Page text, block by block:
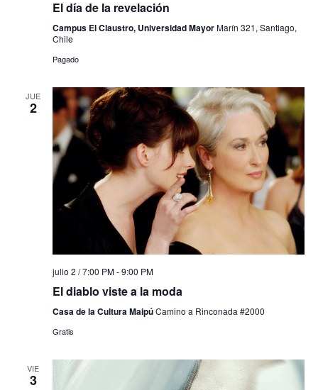
El día de la revelación
Campus El Claustro, Universidad MayorMarín 321, Santiago,
Chile
Pagado
JUE
2
julio 2 / 7:00 PM-9:00 PM
El diablo viste a la moda
Casa de la Cultura MaipúCamino a Rinconada #2000
Gratis
VIE
3